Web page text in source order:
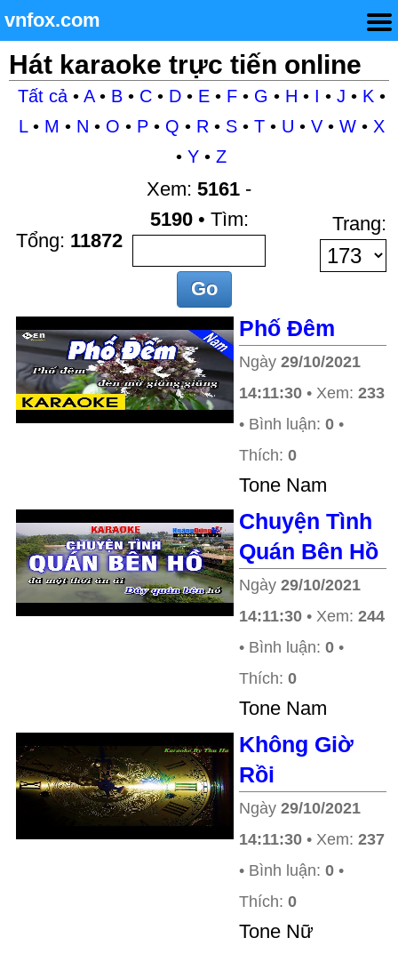
vnfox.com
Hát karaoke trực tiến online
Tất cả• A• B• C• D• E• F• G • H • I • J • K •
L• M • N • O • P• Q • R • S• T• U • V• W• X
• Y • Z
Tổng: 11872
Xem: 5161 -
5190• Tìm: Trang:
Phố Đêm
Ngày 29/10/2021
14:11:30 • Xem: 233
• Bình luận: 0 •
Thích: 0
Tone Nam
Chuyện Tình
Quán Bên Hồ
Ngày 29/10/2021
14:11:30 • Xem: 244
• Bình luận: 0 •
Thích: 0
Tone Nam
Không Giờ
Rồi
Ngày 29/10/2021
14:11:30 • Xem: 237
• Bình luận: 0 •
Thích: 0
Tone Nữ